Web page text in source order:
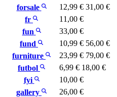
forsale
12,99 € 31,00 €
fr
11,00 €
fun
33,00 €
fund
10,99 € 56,00 €
furniture
23,99 € 79,00 €
futbol
6,99 € 18,00 €
fyi
10,00 €
gallery
26,00 €